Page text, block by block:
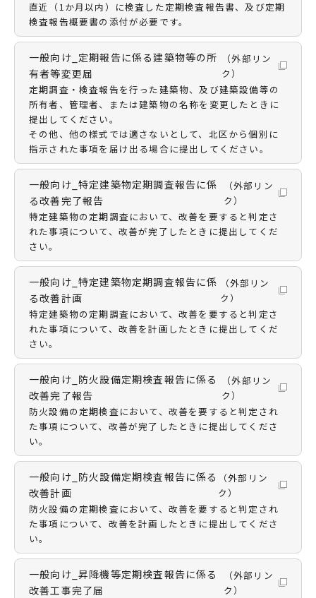
直近（1か月以内）に検査した定期検査報告書、及び定期
検査報告概要書の添付が必要です。
一般向け_定期報告に係る建築物等の所
有者等変更届
（外部リン
ク）
定期調査・検査報告を行った建築物、及び建築設備等の
所有者、管理者、または建築物の名称を変更したときに
提出してください。
その他、他の様式では適さないとして、北区から個別に
指示された事項を届け出る場合に提出してください。
一般向け_特定建築物定期調査報告に係
る改善完了報告
（外部リン
ク）
特定建築物の定期調査において、改善を要すると判定さ
れた事項について、改善が完了したときに提出してくだ
さい。
一般向け_特定建築物定期調査報告に係
る改善計画
（外部リン
ク）
特定建築物の定期調査において、改善を要すると判定さ
れた事項について、改善を計画したときに提出してくだ
さい。
一般向け_防火設備定期検査報告に係る
改善完了報告
（外部リン
ク）
防火設備の定期検査において、改善を要すると判定され
た事項について、改善が完了したときに提出してくださ
い。
一般向け_防火設備定期検査報告に係る
改善計画
（外部リン
ク）
防火設備の定期検査において、改善を要すると判定され
た事項について、改善を計画したときに提出してくださ
い。
一般向け_昇降機等定期検査報告に係る
改善工事完了届
（外部リン
ク）